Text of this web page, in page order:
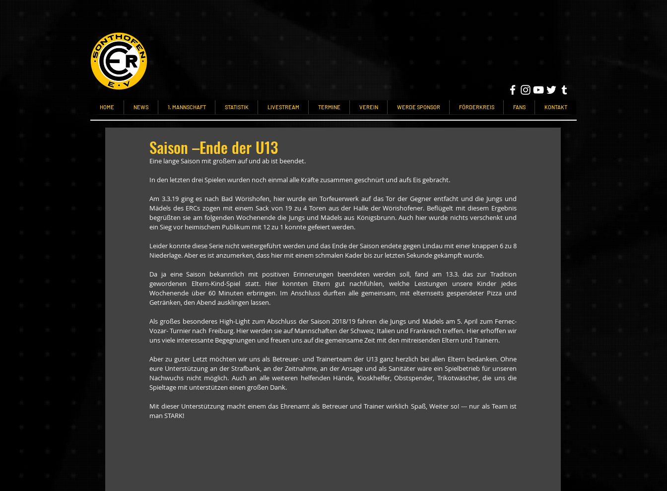
HOME NEWS 1. MANNSCHAFT STATISTIK LIVESTREAM TERMINE VEREIN WERDE SPONSOR FÖRDERKREIS FANS KONTAKT
Saison –Ende der U13
Eine lange Saison mit großem auf und ab ist beendet.
In den letzten drei Spielen wurden noch einmal alle Kräfte zusammen geschnürt und aufs Eis gebracht.
Am 3.3.19 ging es nach Bad Wörishofen, hier wurde ein Torfeuerwerk auf das Tor der Gegner entfacht und die Jungs und
Mädels des ERCs zogen mit einem Sack von 19 zu 4 Toren aus der Halle der Wörishofener. Beflügelt mit diesem Ergebnis
begrüßten sie am folgenden Wochenende die Jungs und Mädels aus Königsbrunn. Auch hier wurde nichts verschenkt und
ein Sieg vor heimischem Publikum mit 12 zu 1 konnte gefeiert werden.
Leider konnte diese Serie nicht weitergeführt werden und das Ende der Saison endete gegen Lindau mit einer knappen 6 zu 8
Niederlage. Aber es ist anzumerken, dass hier mit einem schmalen Kader bis zur letzten Sekunde gekämpft wurde.
Da ja eine Saison bekanntlich mit positiven Erinnerungen beendeten werden soll, fand am 13.3. das zur Tradition
gewordenen Eltern-Kind-Spiel statt. Hier konnten Eltern gut nachfühlen, welche Leistungen unsere Kinder jedes
Wochenende über 60 Minuten erbringen. Im Anschluss durften alle gemeinsam, mit elternseits gespendeter Pizza und
Getränken, den Abend ausklingen lassen.
Als großes besonderes High-Light zum Abschluss der Saison 2018/19 fahren die Jungs und Mädels am 5. April zum Fernec-
Vozar- Turnier nach Freiburg. Hier werden sie auf Mannschaften der Schweiz, Italien und Frankreich treffen. Hier erhoffen wir
uns viele interessante Begegnungen und freuen uns auf die gemeinsame Zeit mit den mitreisenden Eltern und Trainern.
Aber zu guter Letzt möchten wir uns als Betreuer- und Trainerteam der U13 ganz herzlich bei allen Eltern bedanken. Ohne
eure Unterstützung an der Strafbank, an der Zeitnahme, an der Ansage und als Sanitäter wäre ein Spielbetrieb für unseren
Nachwuchs nicht möglich. Auch an alle weiteren helfenden Hände, Kioskhelfer, Obstspender, Trikotwäscher, die uns die
Spieltage mit unterstützen einen großen Dank.
Mit dieser Unterstützung macht einem das Ehrenamt als Betreuer und Trainer wirklich Spaß, Weiter so! --- nur als Team ist
man STARK!